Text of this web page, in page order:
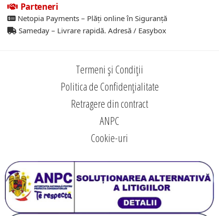
Parteneri
Netopia Payments – Plăți online în Siguranță
Sameday – Livrare rapidă. Adresă / Easybox
Termeni și Condiții
Politica de Confidențialitate
Retragere din contract
ANPC
Cookie-uri